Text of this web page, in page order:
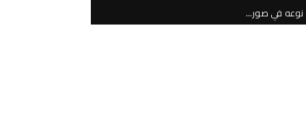
نوعه في صور…